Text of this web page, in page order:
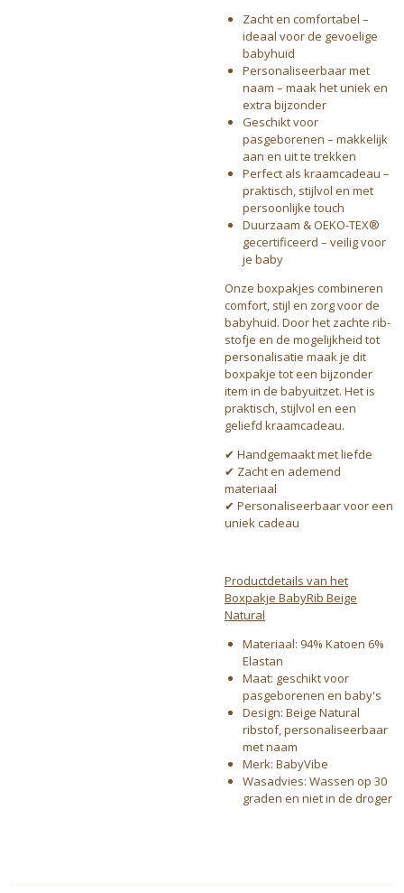
Zacht en comfortabel –
ideaal voor de gevoelige
babyhuid
Personaliseerbaar met
naam – maak het uniek en
extra bijzonder
Geschikt voor
pasgeborenen – makkelijk
aan en uit te trekken
Perfect als kraamcadeau –
praktisch, stijlvol en met
persoonlijke touch
Duurzaam & OEKO-TEX®
gecertificeerd – veilig voor
je baby
Onze boxpakjes combineren
comfort, stijl en zorg voor de
babyhuid. Door het zachte rib-
stofje en de mogelijkheid tot
personalisatie maak je dit
boxpakje tot een bijzonder
item in de babyuitzet. Het is
praktisch, stijlvol en een
geliefd kraamcadeau.
✔ Handgemaakt met liefde
✔ Zacht en ademend
materiaal
✔ Personaliseerbaar voor een
uniek cadeau
Productdetails van het
Boxpakje BabyRib Beige
Natural
Materiaal: 94% Katoen 6%
Elastan
Maat: geschikt voor
pasgeborenen en baby's
Design: Beige Natural
ribstof, personaliseerbaar
met naam
Merk: BabyVibe
Wasadvies: Wassen op 30
graden en niet in de droger